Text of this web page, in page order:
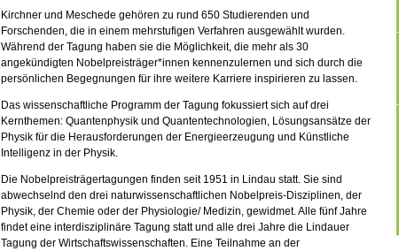
Kirchner und Meschede gehören zu rund 650 Studierenden und
Forschenden, die in einem mehrstufigen Verfahren ausgewählt wurden.
Während der Tagung haben sie die Möglichkeit, die mehr als 30
angekündigten Nobelpreisträger*innen kennenzulernen und sich durch die
persönlichen Begegnungen für ihre weitere Karriere inspirieren zu lassen.
Das wissenschaftliche Programm der Tagung fokussiert sich auf drei
Kernthemen: Quantenphysik und Quantentechnologien, Lösungsansätze der
Physik für die Herausforderungen der Energieerzeugung und Künstliche
Intelligenz in der Physik.
Die Nobelpreisträgertagungen finden seit 1951 in Lindau statt. Sie sind
abwechselnd den drei naturwissenschaftlichen Nobelpreis-Disziplinen, der
Physik, der Chemie oder der Physiologie/ Medizin, gewidmet. Alle fünf Jahre
findet eine interdisziplinäre Tagung statt und alle drei Jahre die Lindauer
Tagung der Wirtschaftswissenschaften. Eine Teilnahme an der